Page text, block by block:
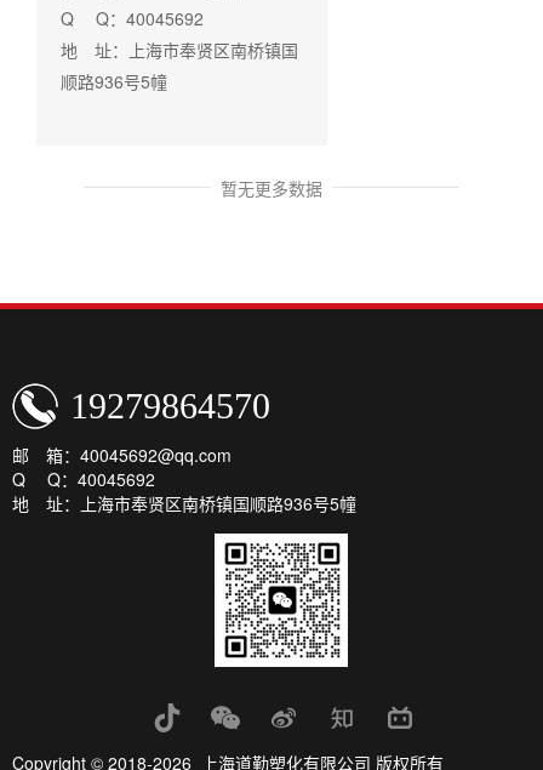
Q Q：40045692
地 址：上海市奉贤区南桥镇国
顺路936号5幢
暂无更多数据
19279864570
邮 箱：40045692@qq.com
Q Q：40045692
地 址：上海市奉贤区南桥镇国顺路936号5幢
Copyright © 2018-2026 上海道勤塑化有限公司 版权所有